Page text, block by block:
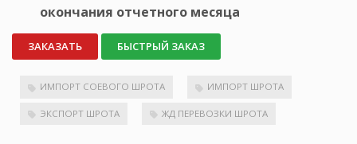
окончания отчетного месяца
ЗАКАЗАТЬ БЫСТРЫЙ ЗАКАЗ
ИМПОРТ СОЕВОГО ШРОТА ИМПОРТ ШРОТА
ЭКСПОРТ ШРОТА ЖД ПЕРЕВОЗКИ ШРОТА